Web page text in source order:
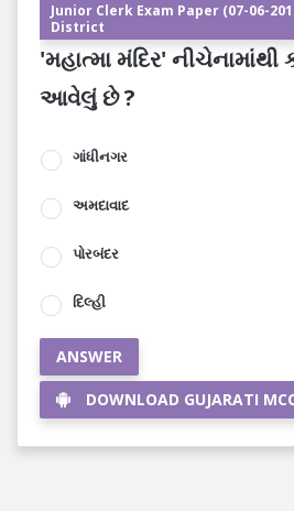
Junior Clerk Exam Paper (07-06-
District
'મહાત્મા મંદિર' નીચેનામાંથી
આવેલું છે ?
ગાંધીનગર
અમદાવાદ
પોરબંદર
દિલ્હી
ANSWER
DOWNLOAD GUJARATI